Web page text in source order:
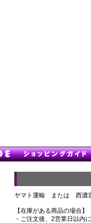
ヤマト運輸 または 西濃
【在庫がある商品の場合】
・ご注文後、2営業日以内